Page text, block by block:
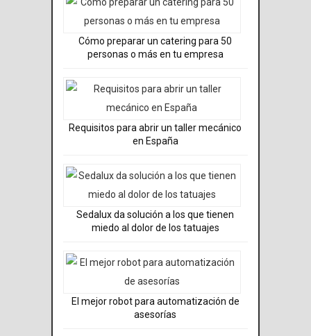
Cómo preparar un catering para 50
personas o más en tu empresa
Requisitos para abrir un taller mecánico
en España
Sedalux da solución a los que tienen
miedo al dolor de los tatuajes
El mejor robot para automatización de
asesorías